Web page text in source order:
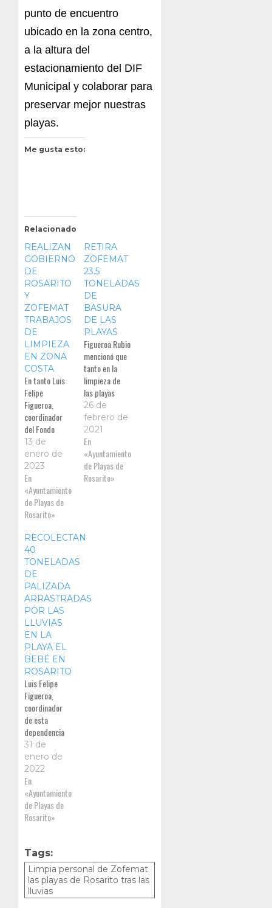
punto de encuentro
ubicado en la zona centro,
a la altura del
estacionamiento del DIF
Municipal y colaborar para
preservar mejor nuestras
playas.
Me gusta esto:
Relacionado
REALIZAN
GOBIERNO
DE
ROSARITO
Y
ZOFEMAT
TRABAJOS
DE
LIMPIEZA
EN ZONA
COSTA
En tanto Luis
Felipe
Figueroa,
coordinador
del Fondo
ZOFEMAT, en
Playas de
Rosarito,
destacó que
en las
jornadas de
limpieza
13 de
enero de
2023
En
«Ayuntamiento
de Playas de
Rosarito»
RETIRA
ZOFEMAT
23.5
TONELADAS
DE
BASURA
DE LAS
PLAYAS
Figueroa Rubio
mencionó que
tanto en la
limpieza de
las playas
como en la
vigilancia
preventiva,
que implica
sanciones a
quienes
arrojan
26 de
febrero de
2021
En
«Ayuntamiento
de Playas de
Rosarito»
RECOLECTAN
40
TONELADAS
DE
PALIZADA
ARRASTRADAS
POR LAS
LLUVIAS
EN LA
PLAYA EL
BEBÉ EN
ROSARITO
Luis Felipe
Figueroa,
coordinador
de esta
dependencia
del Gobierno
Municipal,
además de
exhortar a la
ciudadanía y
visitantes a
esta zona
31 de
enero de
2022
En
«Ayuntamiento
de Playas de
Rosarito»
Tags:
Limpia personal de Zofemat
las playas de Rosarito tras las
lluvias